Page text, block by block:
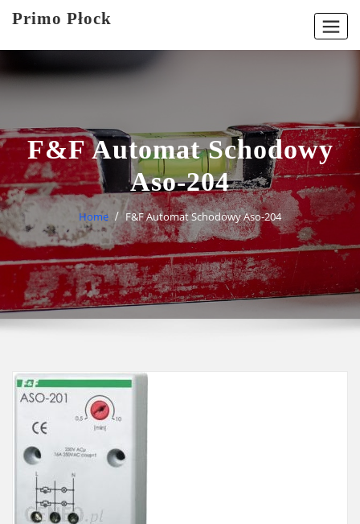
Primo Płock
F&F Automat Schodowy
Aso-204
Home F&F Automat Schodowy Aso-204